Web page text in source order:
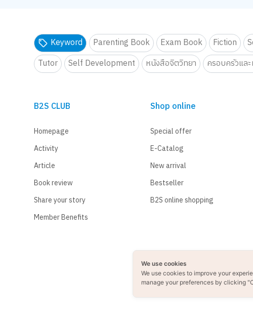
Keyword Parenting Book Exam Book Fiction
Tutor
Self Development หนังสือจิตวิทยา ครอบครัวแล
B2S CLUB
Homepage
Activity
Article
Book review
Share your story
Member Benefits
Shop online
Special offer
E-Catalog
New arrival
Bestseller
B2S online shopping
We use cookies
We use cookies to improve your
manage your preferences by clicking